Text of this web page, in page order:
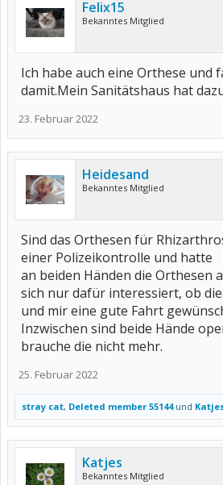
Felix15
Bekanntes Mitglied
Ich habe auch eine Orthese und
damit.Mein Sanitätshaus hat
23. Februar 2022
Heidesand
Bekanntes Mitglied
Sind das Orthesen für
einer Polizeikontrolle und hatte
an beiden Händen die Orthesen
sich nur dafür interessiert, ob
und mir eine gute Fahrt
Inzwischen sind beide Hände
brauche die nicht mehr.
25. Februar 2022
stray cat, Deleted member 55144und
Katjes
Bekanntes Mitglied